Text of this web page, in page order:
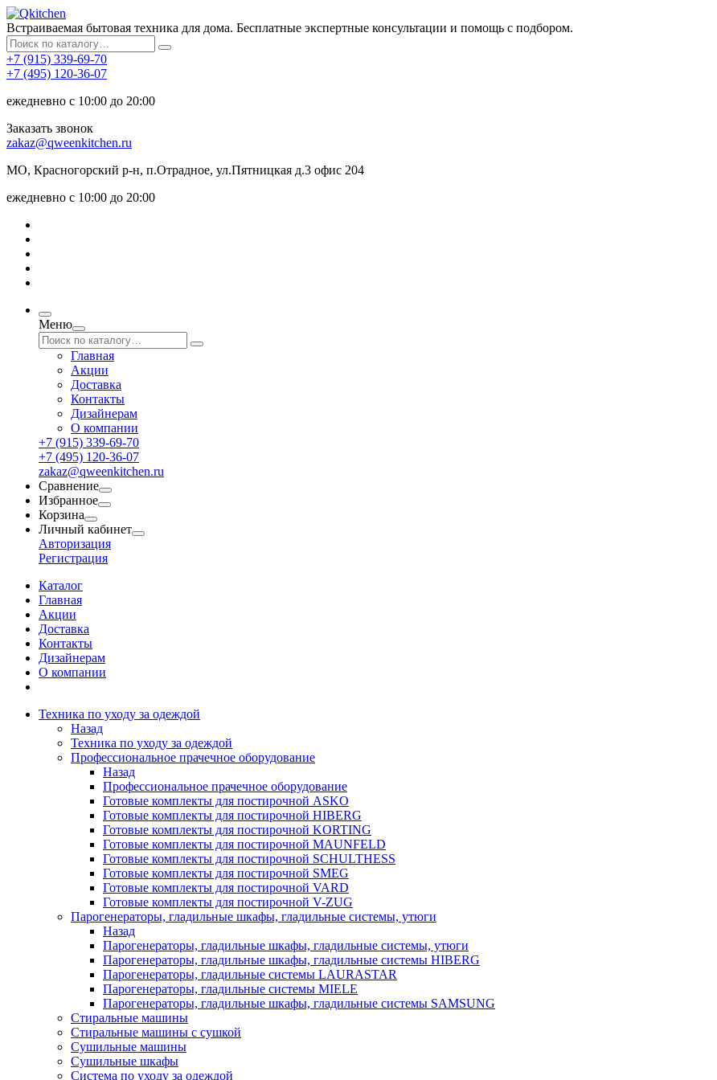
Встраиваемая бытовая техника для дома. Бесплатные экспертные консультации и помощь с подбором.
+7 (915) 339-69-70
+7 (495) 120-36-07
ежедневно с 10:00 до 20:00
Заказать звонок
zakaz@qweenkitchen.ru
МО, Красногорский р-н, п.Отрадное, ул.Пятницкая д.3 офис 204
ежедневно с 10:00 до 20:00
Меню
Главная
Акции
Доставка
Контакты
Дизайнерам
О компании
+7 (915) 339-69-70
+7 (495) 120-36-07
zakaz@qweenkitchen.ru
Сравнение
Избранное
Корзина
Личный кабинет
Авторизация
Регистрация
Каталог
Главная
Акции
Доставка
Контакты
Дизайнерам
О компании
Техника по уходу за одеждой
Назад
Техника по уходу за одеждой
Профессиональное прачечное оборудование
Назад
Профессиональное прачечное оборудование
Готовые комплекты для постирочной ASKO
Готовые комплекты для постирочной HIBERG
Готовые комплекты для постирочной KORTING
Готовые комплекты для постирочной MAUNFELD
Готовые комплекты для постирочной SCHULTHESS
Готовые комплекты для постирочной SMEG
Готовые комплекты для постирочной VARD
Готовые комплекты для постирочной V-ZUG
Парогенераторы, гладильные шкафы, гладильные системы, утюги
Назад
Парогенераторы, гладильные шкафы, гладильные системы, утюги
Парогенераторы, гладильные шкафы, гладильные системы HIBERG
Парогенераторы, гладильные системы LAURASTAR
Парогенераторы, гладильные системы MIELE
Парогенераторы, гладильные шкафы, гладильные системы SAMSUNG
Стиральные машины
Стиральные машины с сушкой
Сушильные машины
Сушильные шкафы
Система по уходу за одеждой